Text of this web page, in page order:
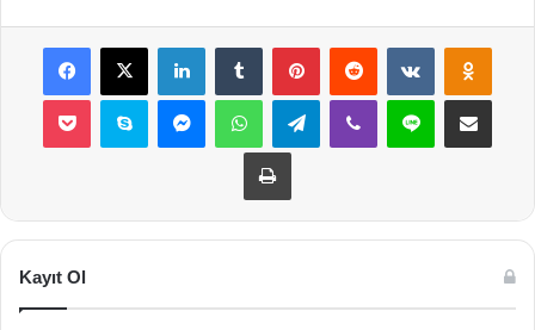
Facebook
X LinkedInTumblr PinterestReddit VKontakte
Pocket Skype MessengerWhatsAppTelegramViber Line E-Posta ile
Yazdır
Kayıt Ol